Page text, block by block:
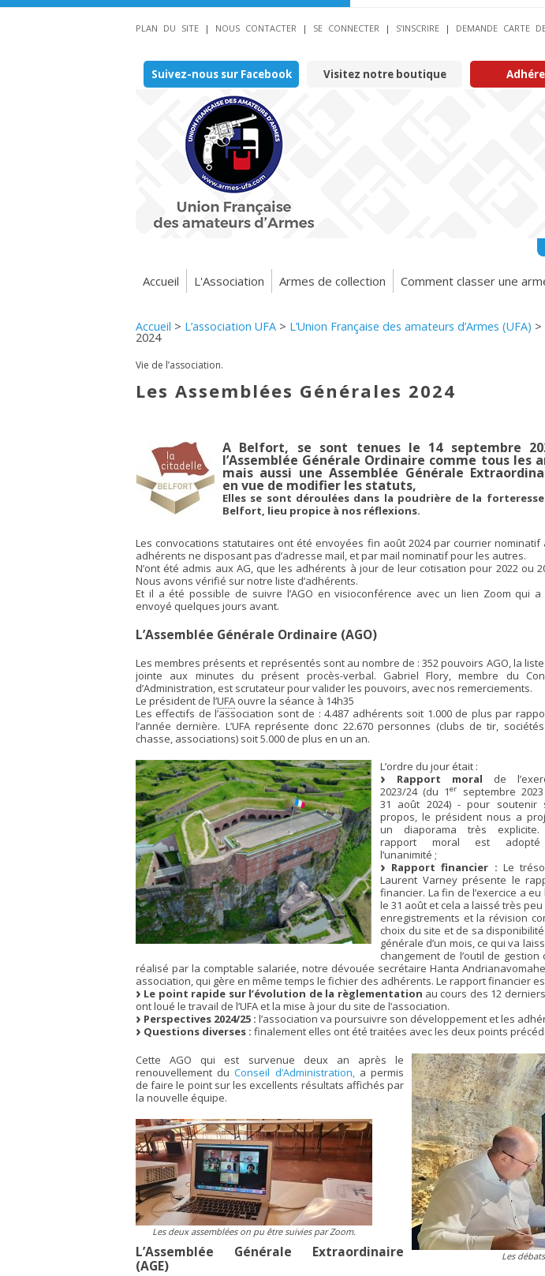
PLAN DU SITE | NOUS CONTACTER | SE CONNECTER | S’INSCRIRE | DEMANDE CARTE
Suivez-nous sur Facebook Visitez notre boutique
Accueil L'Association Armes de collection Comment classer une
Accueil > L’association UFA > L’Union Française des amateurs d’Armes (UFA) >
2024
Vie de l’association.
Les Assemblées Générales 2024
A Belfort, se sont tenues le 14 septembre
l’Assemblée Générale Ordinaire comme tous les
mais aussi une Assemblée Générale
en vue de modifier les statuts,
Elles se sont déroulées dans la poudrière de la
Belfort, lieu propice à nos réflexions.
Les convocations statutaires ont été envoyées fin août 2024 par courrier nominatif
adhérents ne disposant pas d’adresse mail, et par mail nominatif pour les autres.
N’ont été admis aux AG, que les adhérents à jour de leur cotisation pour 2022 ou
Nous avons vérifié sur notre liste d’adhérents.
Et il a été possible de suivre l’AGO en visioconférence avec un lien Zoom qui a
envoyé quelques jours avant.
L’Assemblée Générale Ordinaire (AGO)
Les membres présents et représentés sont au nombre de : 352 pouvoirs AGO, la
jointe aux minutes du présent procès-verbal. Gabriel Flory, membre du
d’Administration, est scrutateur pour valider les pouvoirs, avec nos remerciements.
Le président de l’UFA ouvre la séance à 14h35
Les effectifs de l’association sont de : 4.487 adhérents soit 1.000 de plus par
l’année dernière. L’UFA représente donc 22.670 personnes (clubs de tir,
chasse, associations) soit 5.000 de plus en un an.
L’ordre du jour était :
Rapport moral de
2023/24 (du 1er
septembre
31 août 2024) - pour soutenir
propos, le président nous a
un diaporama très explicite.
rapport moral est
l’unanimité ;
Rapport financier : Le
Laurent Varney présente le
financier. La fin de l’exercice a eu
le 31 août et cela a laissé très
enregistrements et la révision
choix du site et de sa
générale d’un mois, ce qui va
changement de l’outil de
réalisé par la comptable salariée, notre dévouée secrétaire Hanta
association, qui gère en même temps le fichier des adhérents. Le rapport financier
Le point rapide sur l’évolution de la règlementation au cours des 12
ont loué le travail de l’UFA et la mise à jour du site de l’association.
Perspectives 2024/25 : l’association va poursuivre son développement et les
Questions diverses : finalement elles ont été traitées avec les deux points
Les
Cette AGO qui est survenue deux an après le
renouvellement duConseil d’Administration,a permis
de faire le point sur les excellents résultats affichés par
la nouvelle équipe.
Les deux assemblées on pu être suivies par Zoom.
L’Assemblée Générale Extraordinaire
(AGE)